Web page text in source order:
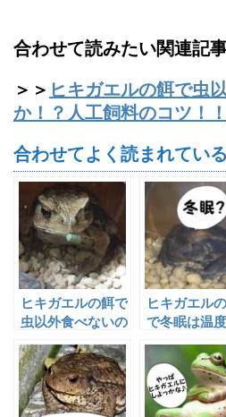
合わせて読みたい関連記
＞＞ ヒキガエルの餌で虫
か！？人工飼料のコツ！！
合わせてよく読まれてい
ヒキガエルの餌で
虫以外食べないの
コツ！！
ヒキガエル
で冬眠は温